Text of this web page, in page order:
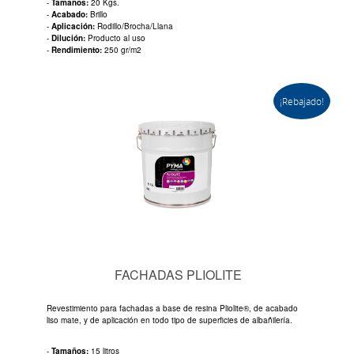
- Tamaños: 20 Kgs.
- Acabado: Brillo
- Aplicación: Rodillo/Brocha/Llana
- Dilución: Producto al uso
- Rendimiento: 250 gr/m2
¡Rebajado!
FACHADAS PLIOLITE
Revestimiento para fachadas a base de resina Pliolite®, de acabado
liso mate, y de aplicación en todo tipo de superficies de albañilería.
- Tamaños: 15 litros